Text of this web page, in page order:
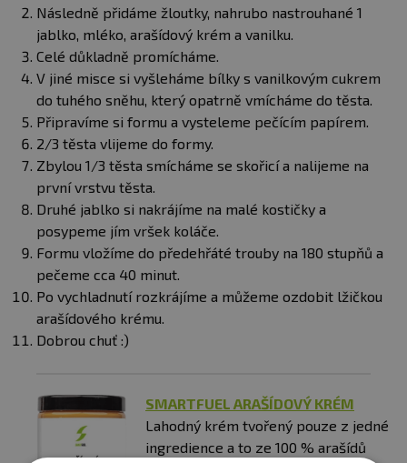
Následně přidáme žloutky, nahrubo nastrouhané 1
jablko, mléko, arašídový krém a vanilku.
Celé důkladně promícháme.
V jiné misce si vyšleháme bílky s vanilkovým cukrem
do tuhého sněhu, který opatrně vmícháme do těsta.
Připravíme si formu a vysteleme pečícím papírem.
2/3 těsta vlijeme do formy.
Zbylou 1/3 těsta smícháme se skořicí a nalijeme na
první vrstvu těsta.
Druhé jablko si nakrájíme na malé kostičky a
posypeme jím vršek koláče.
Formu vložíme do předehřáté trouby na 180 stupňů a
pečeme cca 40 minut.
Po vychladnutí rozkrájíme a můžeme ozdobit lžičkou
arašídového krému.
Dobrou chuť :)
SMARTFUEL ARAŠÍDOVÝ KRÉM
Lahodný krém tvořený pouze z jedné
ingredience a to ze 100 % arašídů